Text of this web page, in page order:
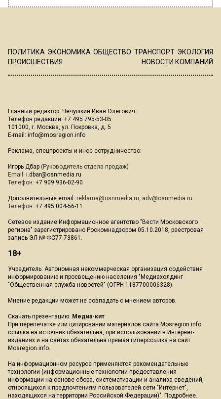
ПОЛИТИКА ЭКОНОМИКА ОБЩЕСТВО ТРАНСПОРТ ЭКОЛОГИЯ
ПРОИСШЕСТВИЯ
НОВОСТИ КОМПАНИЙ
Главный редактор: Чечушкин Иван Олегович.
Телефон редакции: +7 495 795-53-05
101000, г. Москва, ул. Покровка, д. 5
E-mail: info@mosregion.info
Реклама, спецпроекты и иное сотрудничество:
Игорь Дбар (Руководитель отдела продаж)
Email: i.dbar@osnmedia.ru
Телефон: +7 909 936-02-90
Дополнительные email: reklama@osnmedia.ru, adv@osnmedia.ru
Телефон: +7 495 004-56-11
Сетевое издание Информационное агентство "Вести Московского
региона" зарегистрировано Роскомнадзором 05.10.2018, реестровая
запись ЭЛ № ФС77-73861.
18+
Учредитель: Автономная некоммерческая организация содействия
информированию и просвещению населения "Медиахолдинг
"Общественная служба новостей" (ОГРН 1187700006328).
Мнение редакции может не совпадать с мнением авторов.
Скачать презентацию: Медиа-кит
При перепечатке или цитировании материалов сайта Mosregion.info
ссылка на источник обязательна, при использовании в Интернет-
изданиях и на сайтах обязательна прямая гиперссылка на сайт
Mosregion.info.
На информационном ресурсе применяются рекомендательные
технологии (информационные технологии предоставления
информации на основе сбора, систематизации и анализа сведений,
относящихся к предпочтениям пользователей сети "Интернет",
находящихся на территории Российской Федерации)". Подробнее.